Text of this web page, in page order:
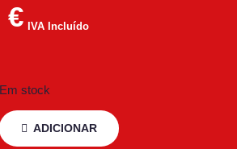
€ IVA Incluído
Em stock
ADICIONAR